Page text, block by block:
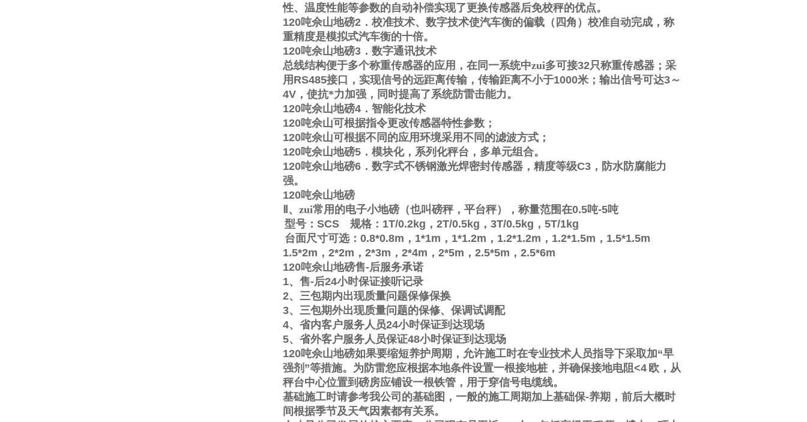
性、温度性能等参数的自动补偿实现了更换传感器后免校秤的优点。
120吨佘山地磅2 ．校准技术、数字技术使汽车衡的偏载（四角）校准自动完成，称
重精度是模拟式汽车衡的十倍。
120吨佘山地磅3 ．数字通讯技术
总线结构便于多个称重传感器的应用，在同一系统中zui多可接32只称重传感器；采
用 RS485接口，实现信号的远距离传输，传输距离不小于1000米；输出信号可达3～
4V ，使抗*力加强，同时提高了系统防雷击能力。
120吨佘山地磅4 ．智能化技术
120吨佘山可根据指令更改传感器特性参数；
120吨佘山可根据不同的应用环境采用不同的滤波方式；
120吨佘山地磅5 ．模块化，系列化秤台，多单元组合。
120吨佘山地磅6 ．数字式不锈钢激光焊密封传感器，精度等级C3 ，防水防腐能力
强。
120吨佘山地磅
、zui常用的电子小地磅（也叫磅秤，平台秤），称量范围在0.5吨-5吨
型号： SCS 规格： 1T/0.2kg ， 2T/0.5kg ， 3T/0.5kg ， 5T/1kg
台面尺寸可选： 0.8*0.8m ， 1*1m ， 1*1.2m ， 1.2*1.2m ， 1.2*1.5m ， 1.5*1.5m
1.5*2m ， 2*2m ， 2*3m ， 2*4m ， 2*5m ， 2.5*5m ， 2.5*6m
120吨佘山地磅售-后服务承诺
1、售-后24小时保证接听记录
2、三包期内出现质量问题保修保换
3、三包期外出现质量问题的保修、保调试调配
4、省内客户服务人员24小时保证到达现场
5、省外客户服务人员保证48小时保证到达现场
120吨佘山地磅如果要缩短养护周期，允许施工时在专业技术人员指导下采取加“早
强剂 ”等措施。为防雷您应根据本地条件设置一根接地桩，并确保接地电阻<4 欧，从
秤台中心位置到磅房应铺设一根铁管，用于穿信号电缆线。
基础施工时请参考我公司的基础图，一般的施工周期加上基础保-养期，前后大概时
间根据季节及天气因素都有关系。